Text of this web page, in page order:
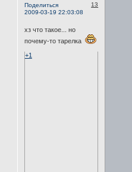
Поделиться
13
2009-03-19 22:03:08
хз что такое... но
почему-то тарелка
+1